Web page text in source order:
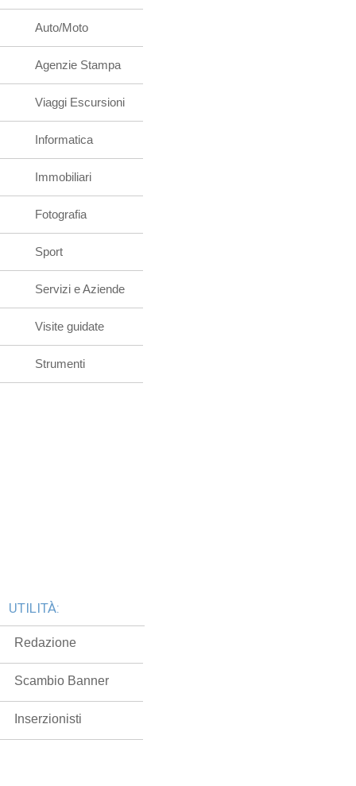
Auto/Moto
Agenzie Stampa
Viaggi Escursioni
Informatica
Immobiliari
Fotografia
Sport
Servizi e Aziende
Visite guidate
Strumenti
UTILITÀ:
Redazione
Scambio Banner
Inserzionisti